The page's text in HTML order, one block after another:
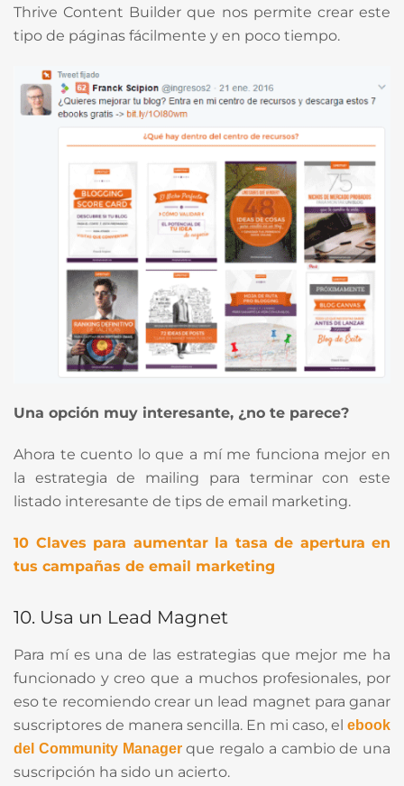
Thrive Content Builder que nos permite crear este
tipo de páginas fácilmente y en poco tiempo.
Una opción muy interesante, ¿no te parece?
Ahora te cuento lo que a mí me funciona mejor en
la estrategia de mailing para terminar con este
listado interesante de tips de email marketing.
10 Claves para aumentar la tasa de apertura en
tus campañas de email marketing
10. Usa un Lead Magnet
Para mí es una de las estrategias que mejor me ha
funcionado y creo que a muchos profesionales, por
eso te recomiendo crear un lead magnet para ganar
suscriptores de manera sencilla. En mi caso, el ebook
del Community Managerque regalo a cambio de una
suscripción ha sido un acierto.